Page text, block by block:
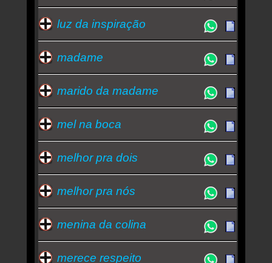
luz da inspiração
madame
marido da madame
mel na boca
melhor pra dois
melhor pra nós
menina da colina
merece respeito